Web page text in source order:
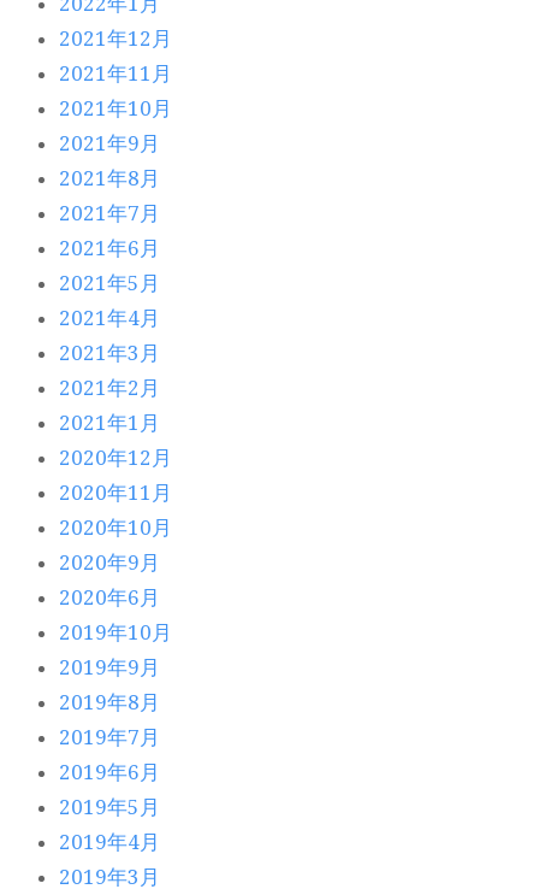
2021年12月
2021年11月
2021年10月
2021年9月
2021年8月
2021年7月
2021年6月
2021年5月
2021年4月
2021年3月
2021年2月
2021年1月
2020年12月
2020年11月
2020年10月
2020年9月
2020年6月
2019年10月
2019年9月
2019年8月
2019年7月
2019年6月
2019年5月
2019年4月
2019年3月